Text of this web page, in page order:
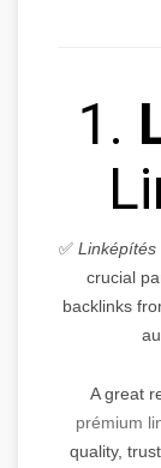
1.
✅ Linképítés
crucial
backlinks
A great
prémium
quality,